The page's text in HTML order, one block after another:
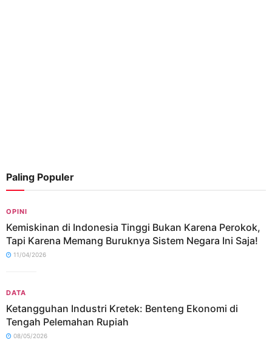
Paling Populer
OPINI
Kemiskinan di Indonesia Tinggi Bukan Karena Perokok,
Tapi Karena Memang Buruknya Sistem Negara Ini Saja!
11/04/2026
DATA
Ketangguhan Industri Kretek: Benteng Ekonomi di
Tengah Pelemahan Rupiah
08/05/2026